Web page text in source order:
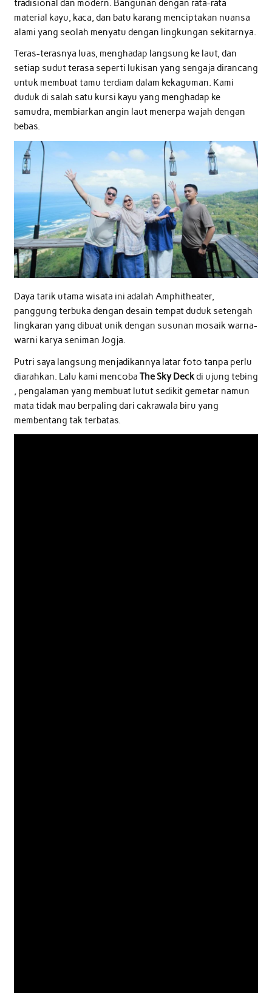
tradisional dan modern. Bangunan dengan rata-rata
material kayu, kaca, dan batu karang menciptakan nuansa
alami yang seolah menyatu dengan lingkungan sekitarnya.
Teras-terasnya luas, menghadap langsung ke laut, dan
setiap sudut terasa seperti lukisan yang sengaja dirancang
untuk membuat tamu terdiam dalam kekaguman. Kami
duduk di salah satu kursi kayu yang menghadap ke
samudra, membiarkan angin laut menerpa wajah dengan
bebas.
Daya tarik utama wisata ini adalah Amphitheater,
panggung terbuka dengan desain tempat duduk setengah
lingkaran yang dibuat unik dengan susunan mosaik warna-
warni karya seniman Jogja.
Putri saya langsung menjadikannya latar foto tanpa perlu
diarahkan. Lalu kami mencoba The Sky Deckdi ujung tebing
, pengalaman yang membuat lutut sedikit gemetar namun
mata tidak mau berpaling dari cakrawala biru yang
membentang tak terbatas.